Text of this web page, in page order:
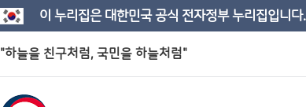
이 누리집은 대한민국 공식 전자정부 누리집입니다.
"하늘을 친구처럼, 국민을 하늘처럼"